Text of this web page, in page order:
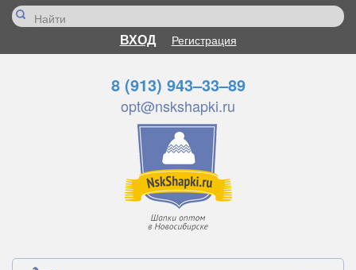
ВХОД Регистрация
8 (913) 943–33–89
opt@nskshapki.ru